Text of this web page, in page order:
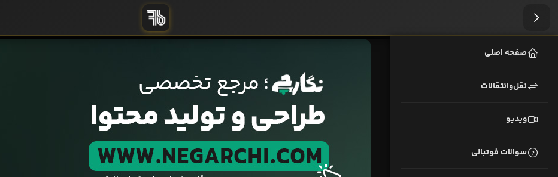
صفحه اصلی
نقل‌وانتقالات
ویدیو
سوالات فوتبالی